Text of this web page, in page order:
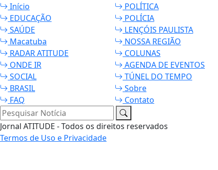
Início
POLÍTICA
EDUCAÇÃO
POLÍCIA
SAÚDE
LENÇÓIS PAULISTA
Macatuba
NOSSA REGIÃO
RADAR ATITUDE
COLUNAS
ONDE IR
AGENDA DE EVENTOS
SOCIAL
TÚNEL DO TEMPO
BRASIL
Sobre
FAQ
Contato
Pesquisar Notícia
Jornal ATITUDE - Todos os direitos reservados
Termos de Uso e Privacidade